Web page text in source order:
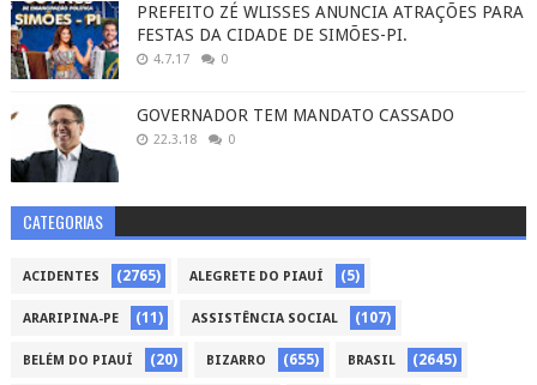
PREFEITO ZÉ WLISSES ANUNCIA ATRAÇÕES PARA
FESTAS DA CIDADE DE SIMÕES-PI.
4.7.17 0
GOVERNADOR TEM MANDATO CASSADO
22.3.18 0
CATEGORIAS
ACIDENTES (2765) ALEGRETE DO PIAUÍ (5)
ARARIPINA-PE (11) ASSISTÊNCIA SOCIAL (107)
BELÉM DO PIAUÍ (20) BIZARRO (655) BRASIL (2645)